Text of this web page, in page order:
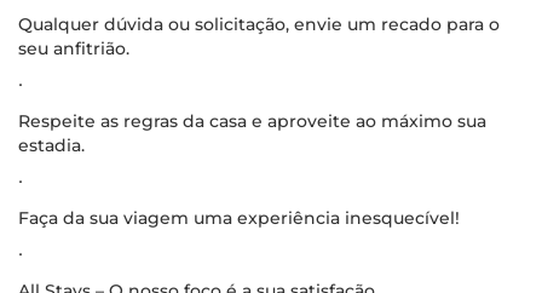
Qualquer dúvida ou solicitação, envie um recado para o
seu anfitrião.
∙
Respeite as regras da casa e aproveite ao máximo sua
estadia.
∙
Faça da sua viagem uma experiência inesquecível!
∙